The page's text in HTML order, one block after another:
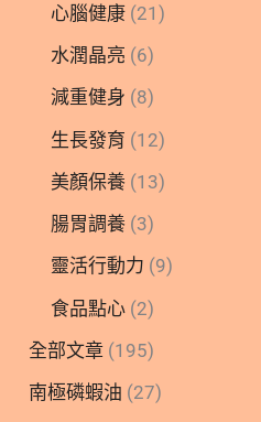
心腦健康 (21)
水潤晶亮 (6)
減重健身 (8)
生長發育 (12)
美顏保養 (13)
腸胃調養 (3)
靈活行動力 (9)
食品點心 (2)
全部文章 (195)
南極磷蝦油 (27)